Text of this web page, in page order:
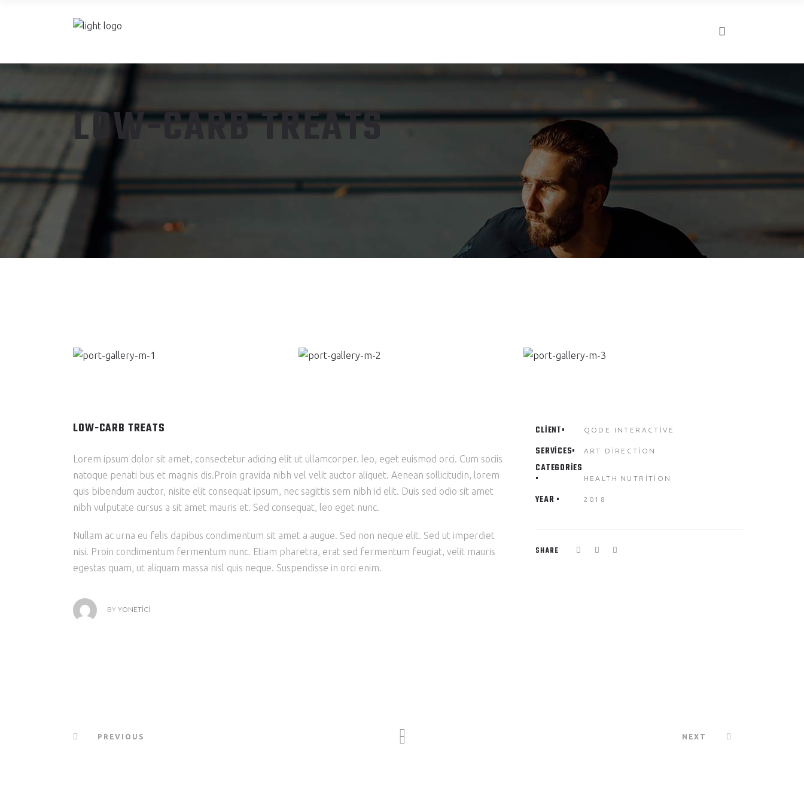
LOW-CARB TREATS
LOW-CARB TREATS
Lorem ipsum dolor sit amet, consectetur adicing elit ut ullamcorper. leo, eget euismod orci. Cum sociis
natoque penati bus et magnis dis.Proin gravida nibh vel velit auctor aliquet. Aenean sollicitudin, lorem
quis bibendum auctor, nisite elit consequat ipsum, nec sagittis sem nibh id elit. Duis sed odio sit amet
nibh vulputate cursus a sit amet mauris et. Sed consequat, leo eget nunc.
Nullam ac urna eu felis dapibus condimentum sit amet a augue. Sed non neque elit. Sed ut imperdiet
nisi. Proin condimentum fermentum nunc. Etiam pharetra, erat sed fermentum feugiat, velit mauris
egestas quam, ut aliquam massa nisl quis neque. Suspendisse in orci enim.
BY YONETICI
CLIENT QODE INTERACTIVE
SERVICES ART DIRECTION
CATEGORIES
HEALTH NUTRITION
YEAR 2018
SHARE
PREVIOUS NEXT